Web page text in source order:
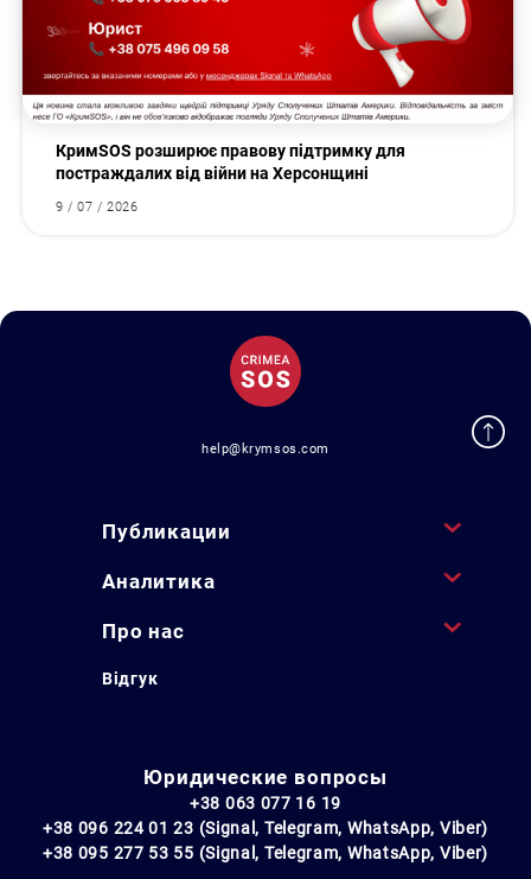
КримSOS розширює правову підтримку для
постраждалих від війни на Херсонщині
9 / 07 / 2026
help@krymsos.com
Публикации
Аналитика
Про нас
Відгук
Юридические вопросы
+38 063 077 16 19
+38 096 224 01 23 (Signal, Telegram, WhatsApp, Viber)
+38 095 277 53 55 (Signal, Telegram, WhatsApp, Viber)